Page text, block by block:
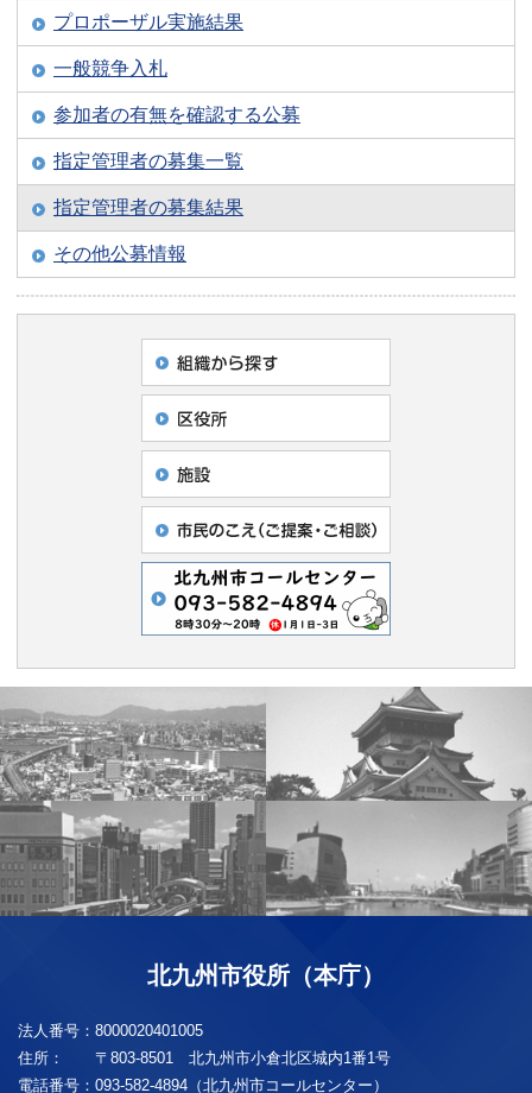
プロポーザル実施結果
一般競争入札
参加者の有無を確認する公募
指定管理者の募集一覧
指定管理者の募集結果
その他公募情報
北九州市役所（本庁）
法人番号： 8000020401005
住所：
〒803-8501 北九州市小倉北区城内1番1号
電話番号： 093-582-4894（北九州市コールセンター）